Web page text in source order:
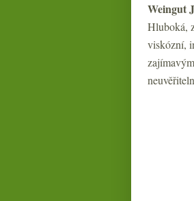
Weingut
Hluboká,
viskózní,